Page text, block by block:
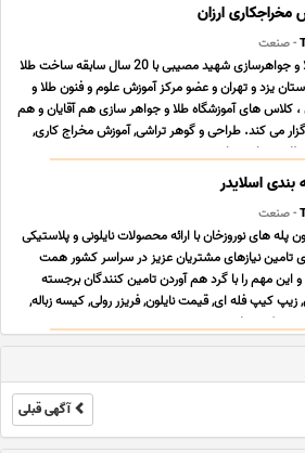
مخراجکاری ارزان
- صنعت
آموزشگاه طلا و جواهرسازی شهید مصیبی با 20 سال سابقه ساخت طلا
یزد و تهران و عضو مرکز آموزش علوم و فنون طلا و
کلاس هاى آموزشگاه طلا و جواهر سازى هم آقایان و هم
می کند. طراحى و گوهر تراشی, آموزش مخراج کاری,
و جواهر سازی ... ...
اسلایدر
- صنعت
پله های نوروزخان با ارائه محصولات نایلونی و پلاستیکی
تامین نیازهای مشتریان عزیز در سراسر کشور همت
این مهم را با گرد هم آوردن تامین کنندگان برجسته
زیپ کیپ فله ای, قیمت نایلون, فریزر رولی, کیسه زباله,
زیپ کیپ پلاستی ... ...
آگهی قبلی